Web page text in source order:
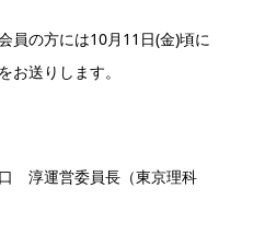
員の方には10月11日(金)頃に
お送りします。
淳運営委員長（東京理科